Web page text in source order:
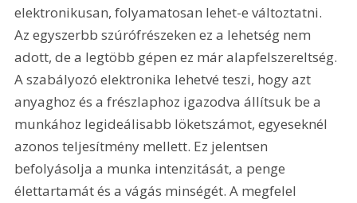
elektronikusan, folyamatosan lehet-e változtatni.
Az egyszerbb szúrófrészeken ez a lehetség nem
adott, de a legtöbb gépen ez már alapfelszereltség.
A szabályozó elektronika lehetvé teszi, hogy azt
anyaghoz és a frészlaphoz igazodva állítsuk be a
munkához legideálisabb löketszámot, egyeseknél
azonos teljesítmény mellett. Ez jelentsen
befolyásolja a munka intenzitását, a penge
élettartamát és a vágás minségét. A megfelel